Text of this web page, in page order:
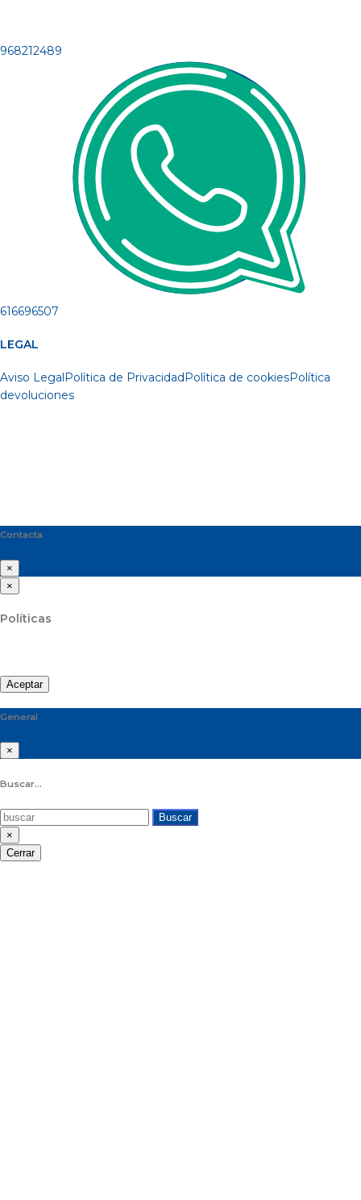
968212489
616696507
LEGAL
Aviso LegalPolítica de PrivacidadPolítica de cookiesPolítica
devoluciones
Contacta
×
×
Políticas
Aceptar
General
×
Buscar...
Buscar
×
Cerrar